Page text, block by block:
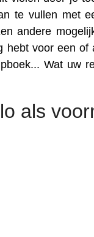
te vullen met
andere
hebt voor een of
Wat uw
als